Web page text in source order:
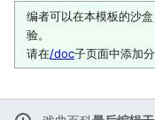
编者可以在本模板的沙盒
验。
请在/doc子页面中添加分